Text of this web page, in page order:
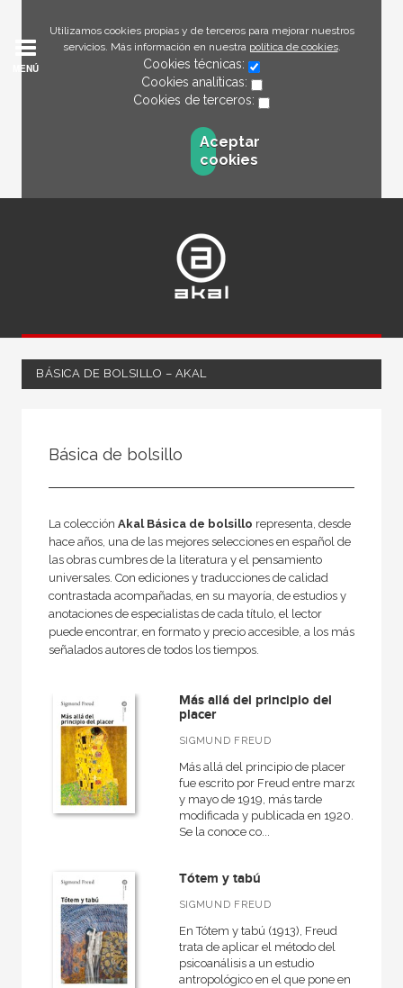
Utilizamos cookies propias y de terceros para mejorar nuestros
servicios. Más información en nuestra política de cookies.
Cookies técnicas:
Cookies analíticas:
Cookies de terceros:
Aceptar
cookies
MENÚ
BÁSICA DE BOLSILLO – AKAL
Ciencias humanas y sociales
Psicología
MATERIAS
Cine
Psicología
Derecho
Comunicación
Geografía
Arquitectura
Bellas Artes
VER TODAS... (18)
Básica de bolsillo
La colección Akal Básica de bolsillo representa, desde
hace años, una de las mejores selecciones en español de
las obras cumbres de la literatura y el pensamiento
universales. Con ediciones y traducciones de calidad
contrastada acompañadas, en su mayoría, de estudios y
anotaciones de especialistas de cada título, el lector
puede encontrar, en formato y precio accesible, a los más
señalados autores de todos los tiempos.
Más allá del principio del
placer
SIGMUND FREUD
Más allá del principio de placer
fue escrito por Freud entre marzo
y mayo de 1919, más tarde
modificada y publicada en 1920.
Se la conoce co...
Tótem y tabú
SIGMUND FREUD
En Tótem y tabú (1913), Freud
trata de aplicar el método del
psicoanálisis a un estudio
antropológico en el que pone en